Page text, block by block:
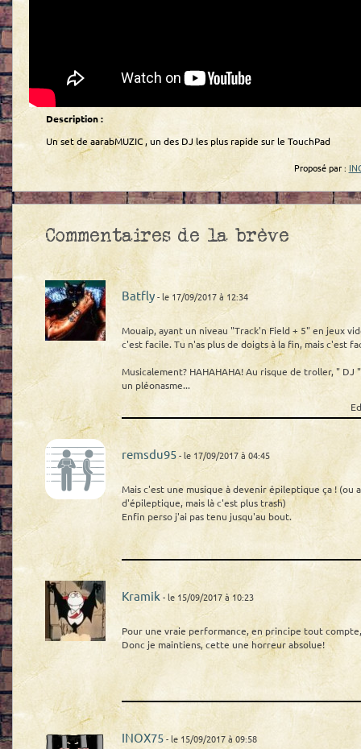
Description :
Un set de aarabMUZIC , un des DJ les plus rapide sur le TouchPad
Proposé par :
Commentaires de la brève
Batfly- le 17/09/2017 à 12:34
Mouaip, ayant un niveau "Track'n Field + 5" en jeux
c'est facile. Tu n'as plus de doigts à la fin, mais c'est
Musicalement? HAHAHAHA! Au risque de troller, " DJ
un pléonasme...
remsdu95- le 17/09/2017 à 04:45
Mais c'est une musique à devenir épileptique ça ! (ou
d'épileptique, mais là c'est plus trash)
Enfin perso j'ai pas tenu jusqu'au bout.
Kramik - le 15/09/2017 à 10:23
Pour une vraie performance, en principe tout
Donc je maintiens, cette une horreur absolue!
INOX75- le 15/09/2017 à 09:58